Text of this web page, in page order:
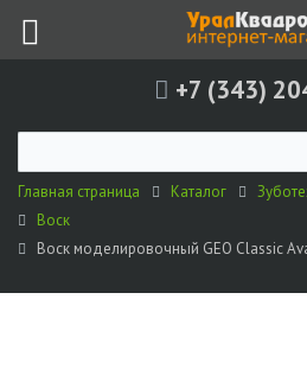
+7 (343)
Главная страница Каталог
Воск
Воск моделировочный GEO Classic